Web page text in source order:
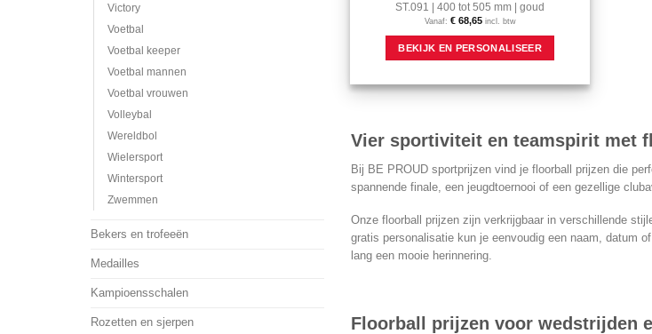
Victory
Voetbal
Voetbal keeper
Voetbal mannen
Voetbal vrouwen
Volleybal
Wereldbol
Wielersport
Wintersport
Zwemmen
Bekers en trofeeën
Medailles
Kampioensschalen
Rozetten en sjerpen
ST.091 | 400 tot 505 mm | goud
Vanaf: €68,65 incl. btw
BEKIJK EN PERSONALISEER
kan
worden
op
productpagina
Vier sportiviteit en teamspirit met
Bij BE PROUD sportprijzen vind je floorball prijzen die
spannende finale, een jeugdtoernooi of een gezellige
Onze floorball prijzen zijn verkrijgbaar in verschillende
gratis personalisatie kun je eenvoudig een naam, datum
lang een mooie herinnering.
Floorball prijzen voor wedstrijden